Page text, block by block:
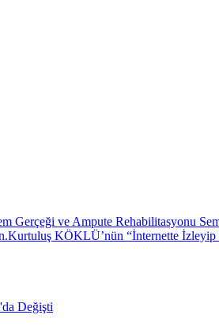
Gerçeği ve Ampute Rehabilitasyonu
KÖKLÜ’nün “İnternette
Değişti